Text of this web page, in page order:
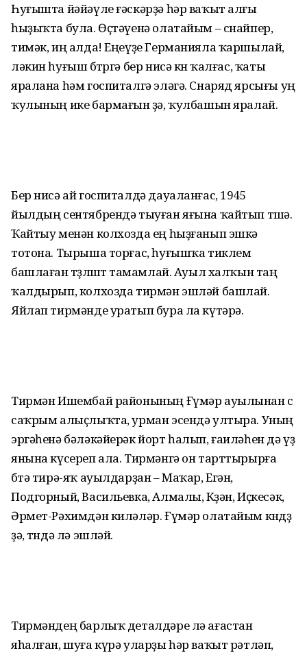
Һуғышта йәйәүле ғәскәрҙә һәр ваҡыт алғы
һыҙыҡта була. Өҫтәүенә олатайым – снайпер,
тимәк, иң алда! Еңеүҙе Германияла ҡаршылай,
ләкин һуғыш бөтөргә бер нисә көн ҡалғас, ҡаты
яралана һәм госпиталгә эләгә. Снаряд ярсығы уң
ҡулының ике бармағын өҙә, ҡулбашын яралай.
Бер нисә ай госпиталдә дауаланғас, 1945
йылдың сентябрендә тыуған яғына ҡайтып төшә.
Ҡайтыу менән колхозда ең һыҙғанып эшкә
тотона. Тырыша торғас, һуғышҡа тиклем
башлаған төҙөлөштө тамамлай. Ауыл халҡын таң
ҡалдырып, колхозда тирмән эшләй башлай.
Яйлап тирмәнде уратып бура ла күтәрә.
Тирмән Ишембай районының Ғүмәр ауылынан өс
саҡрым алыҫлыҡта, урман эсендә ултыра. Уның
эргәһенә бәләкә­йерәк йорт һалып, ғаиләһен дә үҙ
янына күсереп ала. Тирмәнгә он тарттырырға
бөтә тирә-яҡ ауылдарҙан – Маҡар, Егән,
Подгорный, Васильевка, Алмалы, Көҙән, Иҫкесәк,
Әрмет-Рәхимдән киләләр. Ғүмәр олатайым көндөҙ
ҙә, төндә лә эшләй.
Тирмәндең барлыҡ деталдәре лә ағастан
яһалған, шуға күрә уларҙы һәр ваҡыт рәтләп,